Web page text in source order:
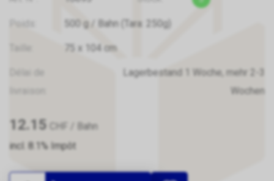
Poids: 500 g / Bahn (Tara: 250g)
x 104 cm
Lagerbestand 1 Woche, mehr 2-3
Wochen
12.15 CHF
/ Bahn
incl. 8.1% Impôt